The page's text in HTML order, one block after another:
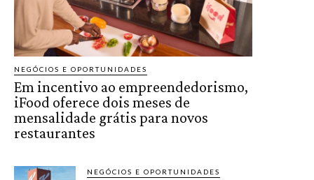
NEGÓCIOS E OPORTUNIDADES
Em incentivo ao empreendedorismo,
iFood oferece dois meses de
mensalidade grátis para novos
restaurantes
NEGÓCIOS E OPORTUNIDADES